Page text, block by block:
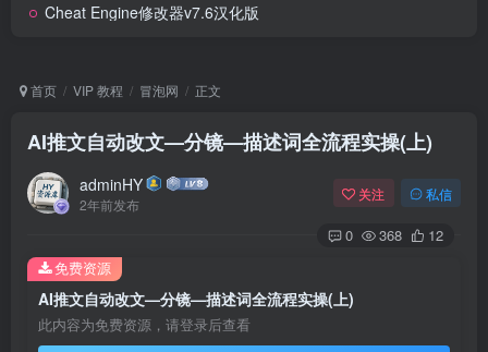
Cheat Engine修改器v7.6汉化版
首页 VIP 教程 冒泡网 正文
AI推文自动改文—分镜—描述词全流程实操(上)
adminHY
2年前发布
关注 私信
0 368 12
AI推文自动改文—分镜—描述词全流程实操(上)
此内容为免费资源，请登录后查看
免费资源